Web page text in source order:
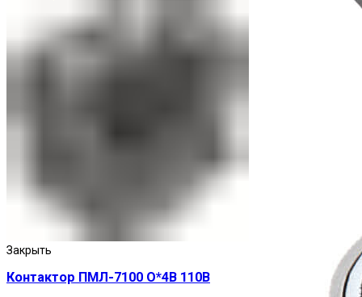
Закрыть
Контактор ПМЛ-7100 О*4В 110В